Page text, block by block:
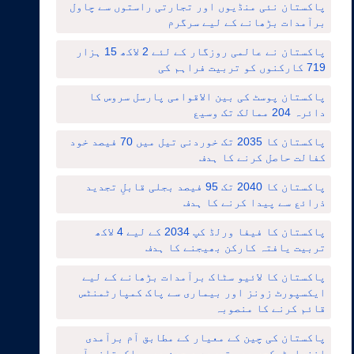
پاکستان نئی منڈیوں اور تجارتی راستوں سے چاول
برآمدات بڑھانے کے لیے سرگرم
پاکستان نے عالمی روزگار کے لئے 2 لاکھ 15 ہزار
719 کارکنوں کو تربیت فراہم کی
پاکستان پوسٹ کی بین الاقوامی پارسل سروس کا
دائرہ 204 ممالک تک وسیع
پاکستان کا 2035 تک خوردنی تیل میں 70 فیصد خود
کفالت حاصل کرنے کا ہدف
پاکستان کا 2040 تک 95 فیصد بجلی قابلِ تجدید
ذرائع سے پیدا کرنے کا ہدف
پاکستان کا فیفا ورلڈ کپ 2034 کے لیے 4 لاکھ
تربیت یافتہ کارکن بھیجنے کا ہدف
پاکستان کا لائیو سٹاک برآمدات بڑھانے کے لیے
ایکسپورٹ زونز اور بیماری سے پاک کمپارٹمنٹس
قائم کرنے کا منصوبہ
پاکستان کی چین کے معیار کے مطابق آم برآمدی